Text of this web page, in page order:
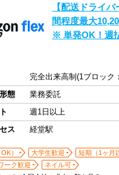
【配送ドライ
間程度最大
※ 単発OK！週
完全出来高制(1ブロック
態
業務委託
週1日以上
ス
経堂駅
） 大学生歓迎
短期（1ヶ月
ーク歓迎
ネイル可